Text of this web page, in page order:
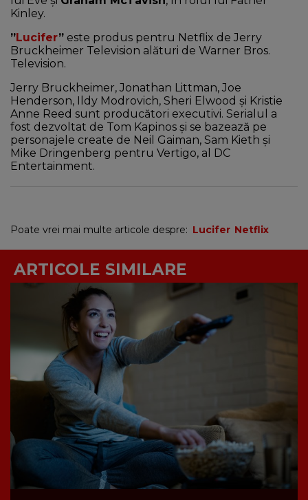
Kinley.
”Lucifer” este produs pentru Netflix de Jerry
Bruckheimer Television alături de Warner Bros.
Television.
Jerry Bruckheimer, Jonathan Littman, Joe
Henderson, Ildy Modrovich, Sheri Elwood și Kristie
Anne Reed sunt producători executivi. Serialul a
fost dezvoltat de Tom Kapinos și se bazează pe
personajele create de Neil Gaiman, Sam Kieth și
Mike Dringenberg pentru Vertigo, al DC
Entertainment.
Poate vrei mai multe articole despre: Lucifer Netflix
ARTICOLE SIMILARE